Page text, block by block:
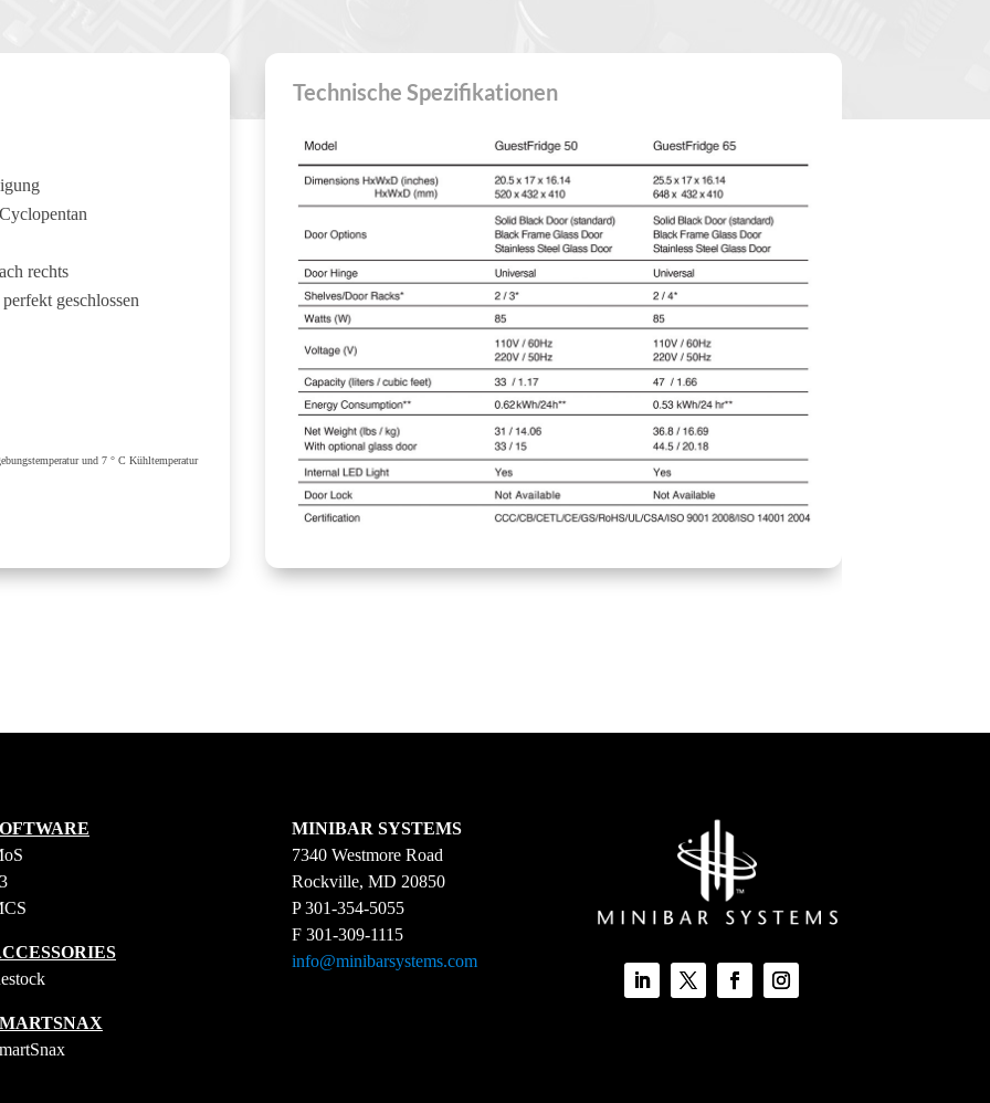
rechts
geschlossen
und 7 ° C Kühltemperatur
Technische Spezifikationen
MINIBAR SYSTEMS
7340 Westmore Road
Rockville, MD 20850
P 301-354-5055
F 301-309-1115
info@minibarsystems.com